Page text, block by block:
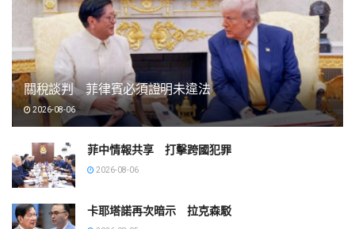
關稅談判 菲律賓必須證明未違法
2026-08-06
菲中情報共享 打擊跨國犯罪
2026-08-06
卡耶塔諾再次暗示 拉克森駁